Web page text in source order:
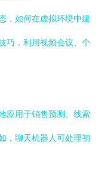
，如何在虚拟环境中建
巧，利用视频会议、个
应用于销售预测、线索
，聊天机器人可处理初